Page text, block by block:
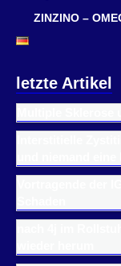
ZINZINO –
letzte Artikel